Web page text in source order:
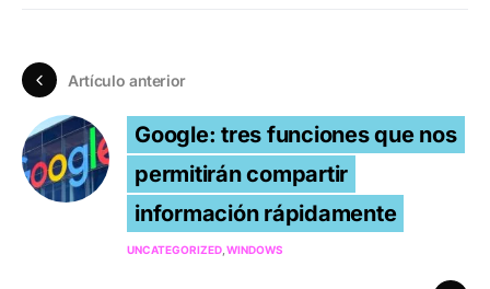
Artículo anterior
Google: tres funciones que nos
permitirán compartir
información rápidamente
UNCATEGORIZED WINDOWS